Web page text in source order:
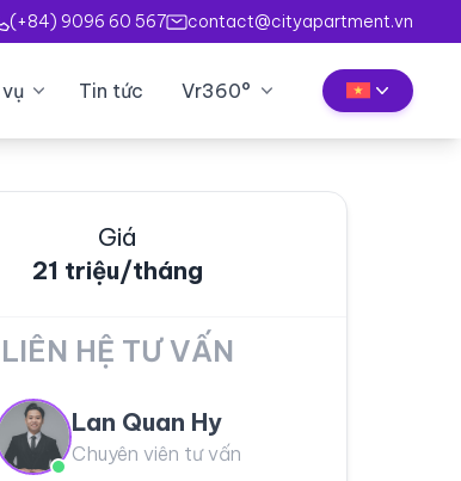
(+84) 9096 60 567 contact@cityapartment.vn
Tin tức Vr360°
Giá
21 triệu/tháng
LIÊN HỆ TƯ VẤN
Lan Quan Hy
Chuyên viên tư vấn